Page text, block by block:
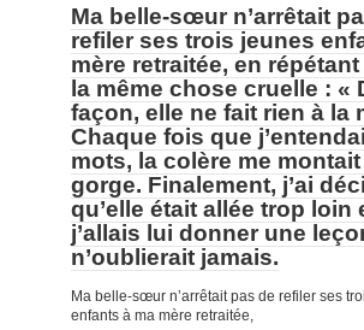
Ma belle-sœur n’arrêtait
refiler ses trois jeunes
mère retraitée, en
la même chose cruelle : «
façon, elle ne fait rien à la
Chaque fois que
mots, la colère me montait
gorge. Finalement, j’ai
qu’elle était allée trop loin
j’allais lui donner une
n’oublierait jamais.
Ma belle-sœur n’arrêtait pas de refiler ses
enfants à ma mère retraitée,